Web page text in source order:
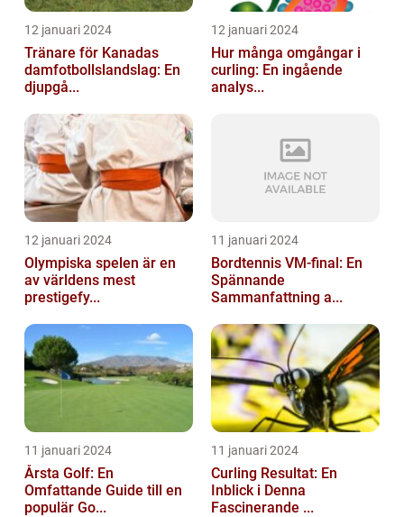
12 januari 2024
Tränare för Kanadas
damfotbollslandslag: En
djupgå...
12 januari 2024
Hur många omgångar i
curling: En ingående
analys...
12 januari 2024
Olympiska spelen är en
av världens mest
prestigefy...
11 januari 2024
Bordtennis VM-final: En
Spännande
Sammanfattning a...
11 januari 2024
Årsta Golf: En
Omfattande Guide till en
populär Go...
11 januari 2024
Curling Resultat: En
Inblick i Denna
Fascinerande ...